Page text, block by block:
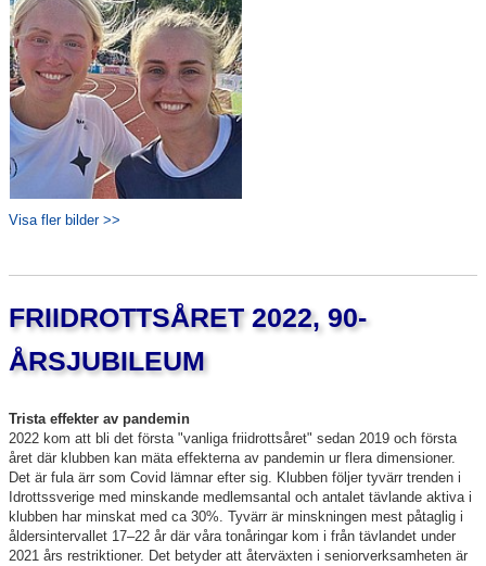
Visa fler bilder >>
FRIIDROTTSÅRET 2022, 90-
ÅRSJUBILEUM
Trista effekter av pandemin
2022 kom att bli det första "vanliga friidrottsåret" sedan 2019 och första
året där klubben kan mäta effekterna av pandemin ur flera dimensioner.
Det är fula ärr som Covid lämnar efter sig. Klubben följer tyvärr trenden i
Idrottssverige med minskande medlemsantal och antalet tävlande aktiva i
klubben har minskat med ca 30%. Tyvärr är minskningen mest påtaglig i
åldersintervallet 17–22 år där våra tonåringar kom i från tävlandet under
2021 års restriktioner. Det betyder att återväxten i seniorverksamheten är